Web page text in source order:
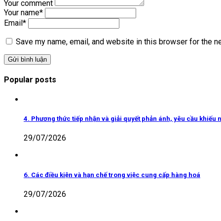
Your comment
Your name*
Email*
Save my name, email, and website in this browser for the
Popular posts
4. Phương thức tiếp nhận và giải quyết phản ánh, yêu cầu khiếu
29/07/2026
6. Các điều kiện và hạn chế trong việc cung cấp hàng hoá
29/07/2026